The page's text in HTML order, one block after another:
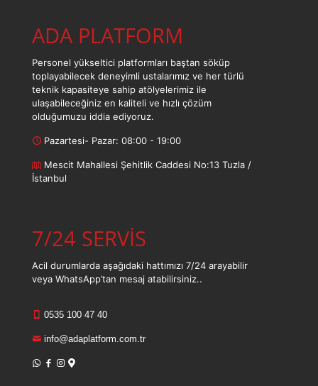
ADA PLATFORM
Personel yükseltici platformları baştan söküp
toplayabilecek deneyimli ustalarımız ve her türlü
teknik kapasiteye sahip atölyelerimiz ile
ulaşabileceğiniz en kaliteli ve hızlı çözüm
olduğumuzu iddia ediyoruz.
Pazartesi- Pazar: 08:00 - 19:00
Mescit Mahallesi Şehitlik Caddesi No:13 Tuzla /
İstanbul
7/24 SERVİS
Acil durumlarda aşağıdaki hattımızı 7/24 arayabilir
veya WhatsApp’tan mesaj atabilirsiniz..
0535 100 47 40
info@adaplatform.com.tr